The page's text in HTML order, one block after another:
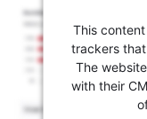
This
trackers
The
with their